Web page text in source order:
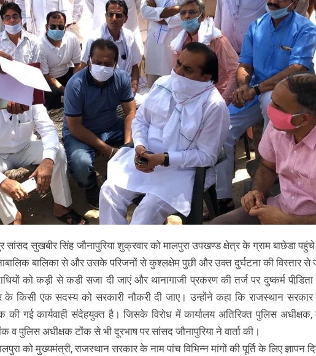
सांसद सुखबीर सिंह जौनापुरिया शुक्रवार को मालपुरा उपखण्ड क्षेत्र के ग्राम बाछेडा
बालिका से और उसके परिजनों से कुश्लक्षेम पुछी और उक्त दुर्घटना की विस्तार से
को कड़ी से कडी सजा दी जाएं और थानागाजी प्रकरण की तर्ज पर दुष्कर्म
के किसी एक सदस्य को सरकारी नौकरी दी जाए। उन्होंने कहा कि राजस्थान सरकार
की गई कार्यवाही संदेहयुक्त है। जिसके विरोध में कार्यालय अतिरिक्त पुलिस अधीक्षक,
पुलिस अधीक्षक टोंक से भी दूरभाष पर सांसद जौनापुरिया ने वार्ता की।
को मुख्यमंत्री, राजस्थान सरकार के नाम पांच विभिन्न मांगों की पूर्ति के लिए ज्ञापन